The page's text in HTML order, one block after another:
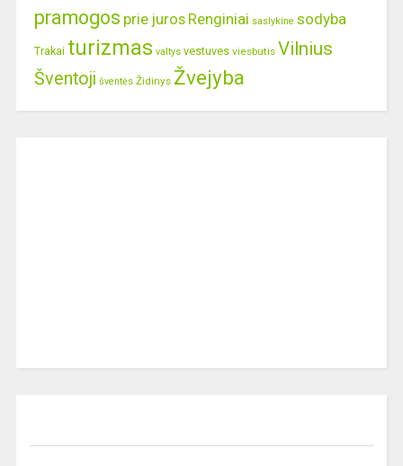
pramogos prie juros Renginiai saslykine sodyba
Trakai turizmas valtys vestuves viesbutis Vilnius
Šventoji šventės Židinys Žvejyba